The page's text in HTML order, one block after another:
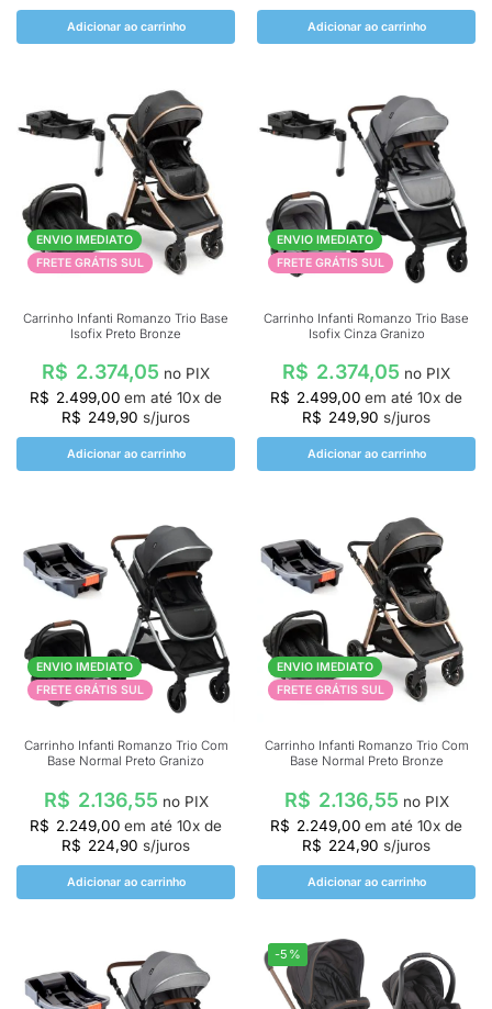
Adicionar ao carrinho Adicionar ao carrinho
ENVIO IMEDIATO
FRETE GRÁTIS SUL
Carrinho Infanti Romanzo Trio Base
Isofix Preto Bronze
R$ 2.374,05 no PIX
R$ 2.499,00 em até 10x de
R$ 249,90 s/juros
Adicionar ao carrinho
ENVIO IMEDIATO
FRETE GRÁTIS SUL
Carrinho Infanti Romanzo Trio Base
Isofix Cinza Granizo
R$ 2.374,05 no PIX
R$ 2.499,00 em até 10x de
R$ 249,90 s/juros
Adicionar ao carrinho
ENVIO IMEDIATO
FRETE GRÁTIS SUL
Carrinho Infanti Romanzo Trio Com
Base Normal Preto Granizo
R$ 2.136,55 no PIX
R$ 2.249,00 em até 10x de
R$ 224,90 s/juros
Adicionar ao carrinho
ENVIO IMEDIATO
FRETE GRÁTIS SUL
Carrinho Infanti Romanzo Trio Com
Base Normal Preto Bronze
R$ 2.136,55 no PIX
R$ 2.249,00 em até 10x de
R$ 224,90 s/juros
Adicionar ao carrinho
-5%